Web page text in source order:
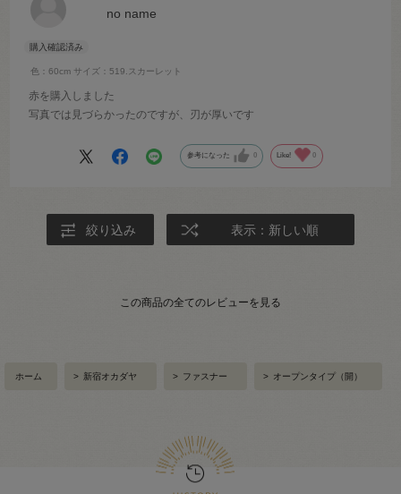
no name
色：60cm サイズ：519.スカーレット
赤を購入しました
写真では見づらかったのですが、刃が厚いです
参考になった 0 Like! 0
絞り込み 表示：新しい順
この商品の全てのレビューを見る
ホーム > 新宿オカダヤ > ファスナー > オープンタイプ（開）